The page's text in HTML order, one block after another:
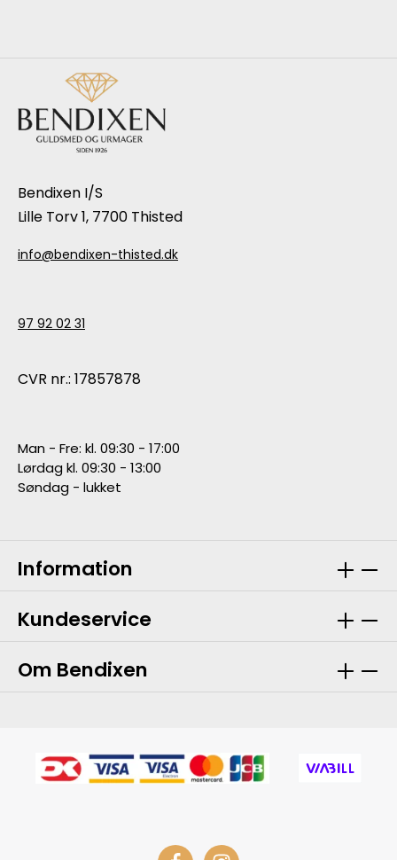
Bendixen I/S
Lille Torv 1, 7700 Thisted
info@bendixen-thisted.dk
97 92 02 31
CVR nr.: 17857878
Man - Fre: kl. 09:30 - 17:00
Lørdag kl. 09:30 - 13:00
Søndag - lukket
Information
Kundeservice
Om Bendixen